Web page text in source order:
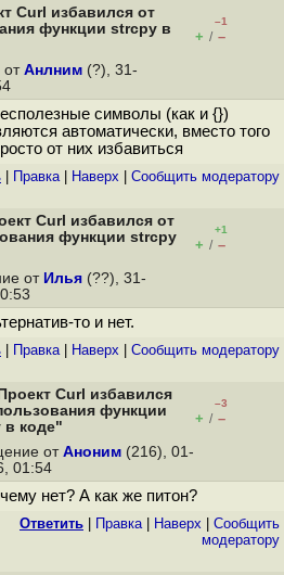
Curl избавился от
функции strcpy в
–1
+ / –
Анлним (?), 31-
символы (как и {})
автоматически, вместо того
от них избавиться
Правка| Наверх Cообщить модератору
Curl избавился от
функции strcpy
+1
+ / –
от Илья (??), 31-
то и нет.
Правка| Наверх Cообщить модератору
Curl избавился
функции
в коде"
–3
+ / –
от Аноним (216), 01-
01:54
нет? А как же питон?
Ответить Правка| Наверх
Cообщить
модератору